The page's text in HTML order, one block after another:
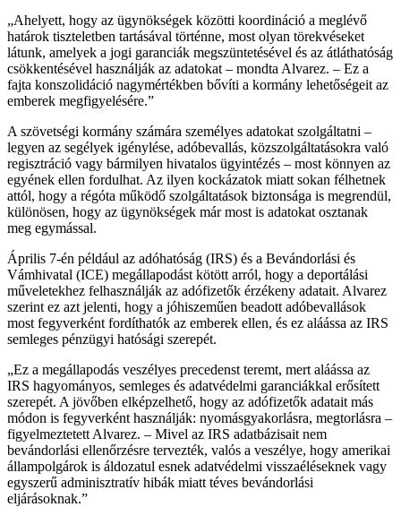
„Ahelyett, hogy az ügynökségek közötti koordináció a meglévő
határok tiszteletben tartásával történne, most olyan törekvéseket
látunk, amelyek a jogi garanciák megszüntetésével és az átláthatóság
csökkentésével használják az adatokat – mondta Alvarez. – Ez a
fajta konszolidáció nagymértékben bővíti a kormány lehetőségeit az
emberek megfigyelésére.”
A szövetségi kormány számára személyes adatokat szolgáltatni –
legyen az segélyek igénylése, adóbevallás, közszolgáltatásokra való
regisztráció vagy bármilyen hivatalos ügyintézés – most könnyen az
egyének ellen fordulhat. Az ilyen kockázatok miatt sokan félhetnek
attól, hogy a régóta működő szolgáltatások biztonsága is megrendül,
különösen, hogy az ügynökségek már most is adatokat osztanak
meg egymással.
Április 7-én például az adóhatóság (IRS) és a Bevándorlási és
Vámhivatal (ICE) megállapodást kötött arról, hogy a deportálási
műveletekhez felhasználják az adófizetők érzékeny adatait. Alvarez
szerint ez azt jelenti, hogy a jóhiszeműen beadott adóbevallások
most fegyverként fordíthatók az emberek ellen, és ez aláássa az IRS
semleges pénzügyi hatósági szerepét.
„Ez a megállapodás veszélyes precedenst teremt, mert aláássa az
IRS hagyományos, semleges és adatvédelmi garanciákkal erősített
szerepét. A jövőben elképzelhető, hogy az adófizetők adatait más
módon is fegyverként használják: nyomásgyakorlásra, megtorlásra –
figyelmeztetett Alvarez. – Mivel az IRS adatbázisait nem
bevándorlási ellenőrzésre tervezték, valós a veszélye, hogy amerikai
állampolgárok is áldozatul esnek adatvédelmi visszaéléseknek vagy
egyszerű adminisztratív hibák miatt téves bevándorlási
eljárásoknak.”